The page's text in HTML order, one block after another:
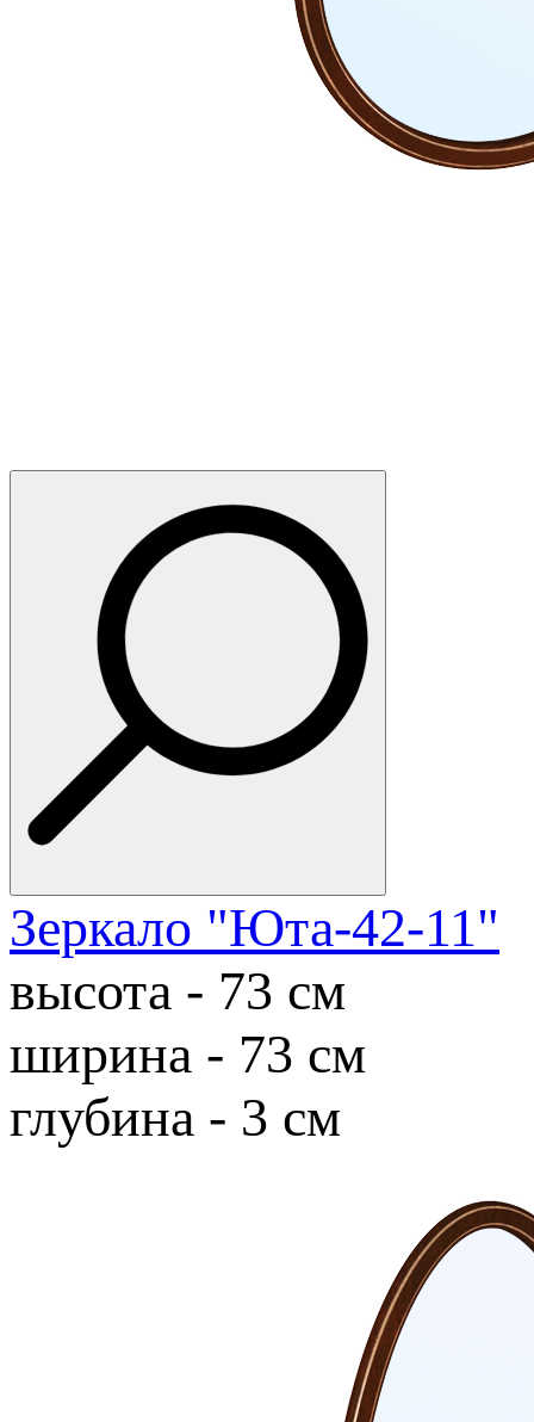
Зеркало "Юта-42-11"
высота - 73 см
ширина - 73 см
глубина - 3 см